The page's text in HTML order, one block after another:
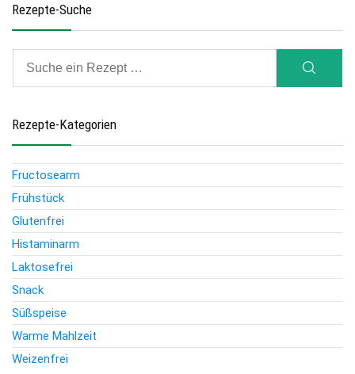
Rezepte-Suche
Rezepte-Kategorien
Fructosearm
Frühstück
Glutenfrei
Histaminarm
Laktosefrei
Snack
Süßspeise
Warme Mahlzeit
Weizenfrei